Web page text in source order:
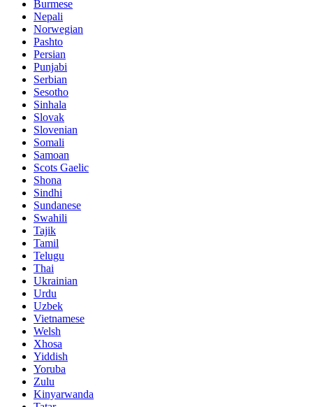
Burmese
Nepali
Norwegian
Pashto
Persian
Punjabi
Serbian
Sesotho
Sinhala
Slovak
Slovenian
Somali
Samoan
Scots Gaelic
Shona
Sindhi
Sundanese
Swahili
Tajik
Tamil
Telugu
Thai
Ukrainian
Urdu
Uzbek
Vietnamese
Welsh
Xhosa
Yiddish
Yoruba
Zulu
Kinyarwanda